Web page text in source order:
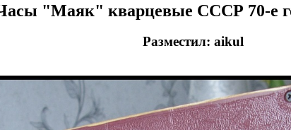
"Маяк" кварцевые СССР 70-е
Разместил: aikul